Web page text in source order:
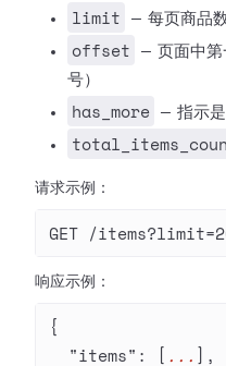
limit — 每页商品
offset
— 页面中第
号）
has_more — 指示
请求示例：
GET /
响应示例：
{
  "items"
: [ ... ],